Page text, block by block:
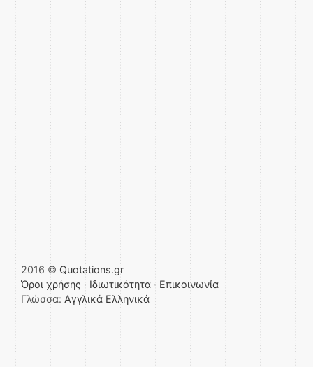
2016 © Quotations.gr
Όροι χρήσης · Ιδιωτικότητα · Επικοινωνία
Γλώσσα: Αγγλικά Ελληνικά